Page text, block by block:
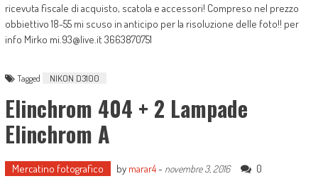
ricevuta fiscale di acquisto, scatola e accessori! Compreso nel prezzo
obbiettivo 18-55 mi scuso in anticipo per la risoluzione delle foto!! per
info Mirko mi.93@live.it 3663870751
Tagged NIKON D3100
Elinchrom 404 + 2 Lampade
Elinchrom A
Mercatino fotografico by marar4- novembre 3, 2016 0